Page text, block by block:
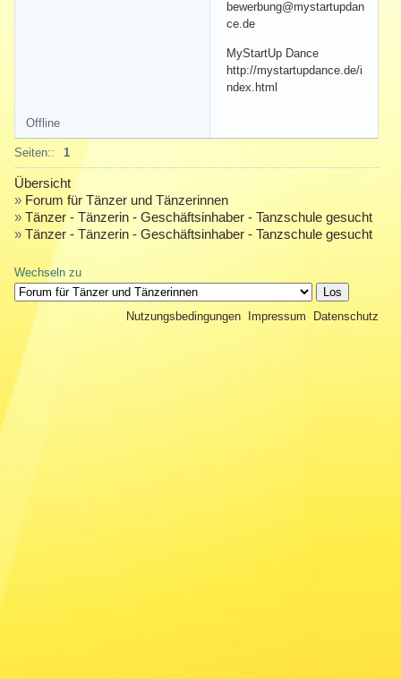
bewerbung@mystartupdan
ce.de
MyStartUp Dance
http://mystartupdance.de/i
ndex.html
Offline
Seiten:: 1
Übersicht
» Forum für Tänzer und Tänzerinnen
» Tänzer - Tänzerin - Geschäftsinhaber - Tanzschule gesucht
» Tänzer - Tänzerin - Geschäftsinhaber - Tanzschule gesucht
Wechseln zu
Nutzungsbedingungen Impressum Datenschutz